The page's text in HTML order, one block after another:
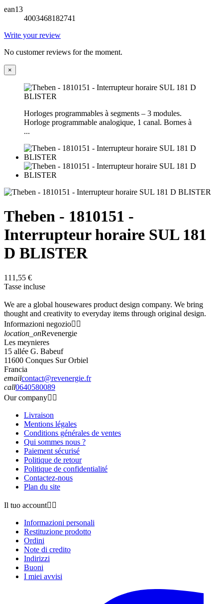
ean13
4003468182741
Write your review
No customer reviews for the moment.
×
Horloges programmables à segments – 3 modules.
Horloge programmable analogique, 1 canal. Bornes à
...
Theben - 1810151 -
Interrupteur horaire SUL 181
D BLISTER
111,55 €
Tasse incluse
We are a global housewares product design company. We bring
thought and creativity to everyday items through original design.
Informazioni negozio 
location_onRevenergie
Les meynieres
15 allée G. Babeuf
11600 Conques Sur Orbiel
Francia
emailcontact@revenergie.fr
call0640580089
Our company 
Livraison
Mentions légales
Conditions générales de ventes
Qui sommes nous ?
Paiement sécurisé
Politique de retour
Politique de confidentialité
Contactez-nous
Plan du site
Il tuo account 
Informazioni personali
Restituzione prodotto
Ordini
Note di credito
Indirizzi
Buoni
I miei avvisi